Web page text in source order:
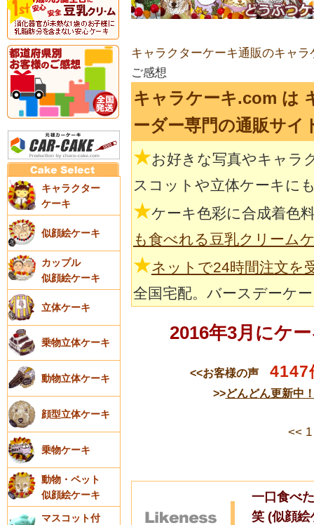
キャラクター
ケーキ
似顔絵ケーキ
カップル
似顔絵ケーキ
立体ケーキ
乗物立体ケーキ
動物立体ケーキ
顔型立体ケーキ
乗物ケーキ
動物・ペット
似顔絵ケーキ
マスコット付
キャラクターケーキ通販のキャラ
ご感想
キャラケーキ.com は
ーダー専門の通販サイ
★お好きな写真やキャラ
スコットや立体ケーキに
★ケーキ色彩に合成着色
も食べれる豆乳クリーム
★ネットで24時間注文を
全国宅配。バースデーケ
2016年3月にケ
<<お客様の声 4147
>>どんどん更新中
<< 1
一口食べ
笑 (似顔絵